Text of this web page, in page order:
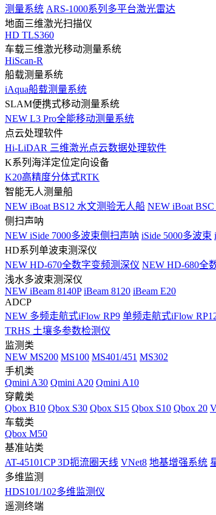
测量系统 ARS-1000系列多平台激光雷达
地面三维激光扫描仪
HD TLS360
车载三维激光移动测量系统
HiScan-R
船载测量系统
iAqua船载测量系统
SLAM便携式移动测量系统
NEW L3 Pro全能移动测量系统
点云处理软件
Hi-LiDAR 三维激光点云数据处理软件
K系列海洋定位定向设备
K20高精度分体式RTK
智能无人测量船
NEW iBoat BS12 水文测验无人船 NEW iBoat
侧扫声呐
NEW iSide 7000多波束侧扫声呐 iSide 5000多波束
HD系列单波束测深仪
NEW HD-670全数字变频测深仪 NEW HD-680全
浅水多波束测深仪
NEW iBeam 8140P iBeam 8120 iBeam E20
ADCP
NEW 多频走航式iFlow RP9 单频走航式iFlow
TRHS 土壤多参数检测仪
监测类
NEW MS200 MS100 MS401/451 MS302
手机类
Qmini A30 Qmini A20 Qmini A10
穿戴类
Qbox B10 Qbox S30 Qbox S15 Qbox S10 Qbox 20
车载类
Qbox M50
基准站类
AT-45101CP 3D扼流圈天线 VNet8 地基增强系统
多维监测
HDS101/102多维监测仪
遥测终端